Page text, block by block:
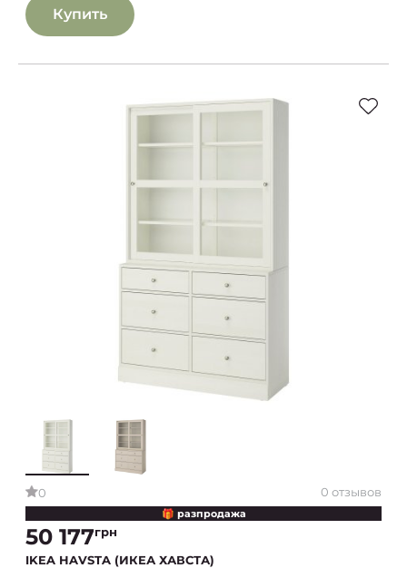
Купить
0 0 отзывов
🎁 разпродажа
50 177грн
IKEA HAVSTA (ИКЕА ХАВСТА)